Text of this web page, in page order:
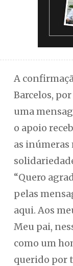
A
Barcelos,
uma
o apoio
as inúmeras
“Quero
pelas
aqui. Aos
Meu pai,
como um
querido por